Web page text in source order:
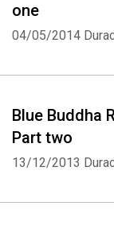
one
04/05/2014
Blue Buddha
Part two
13/12/2013